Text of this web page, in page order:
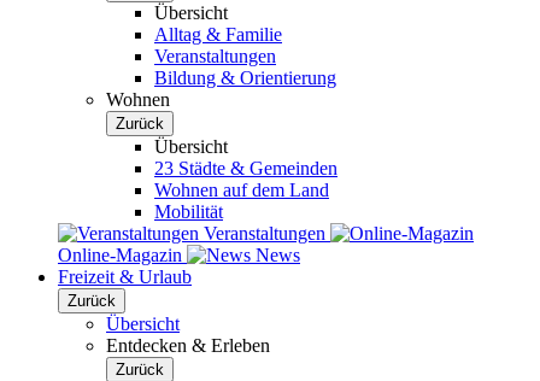
Übersicht
Alltag & Familie
Veranstaltungen
Bildung & Orientierung
Wohnen
Zurück
Übersicht
23 Städte & Gemeinden
Wohnen auf dem Land
Mobilität
Veranstaltungen
Online-Magazin
News
Freizeit & Urlaub
Zurück
Übersicht
Entdecken & Erleben
Zurück